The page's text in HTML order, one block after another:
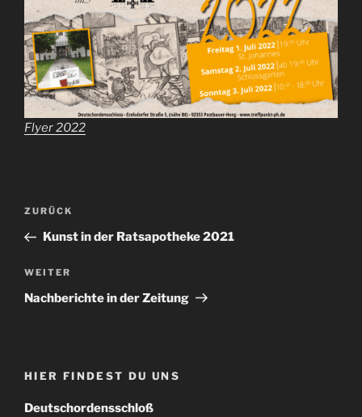
Flyer 2022
Beitragsnavigation
Vorheriger
Beitrag
ZURÜCK
Kunst in der Ratsapotheke 2021
Nächster
Beitrag
WEITER
Nachberichte in der Zeitung
HIER FINDEST DU UNS
Deutschordensschloß